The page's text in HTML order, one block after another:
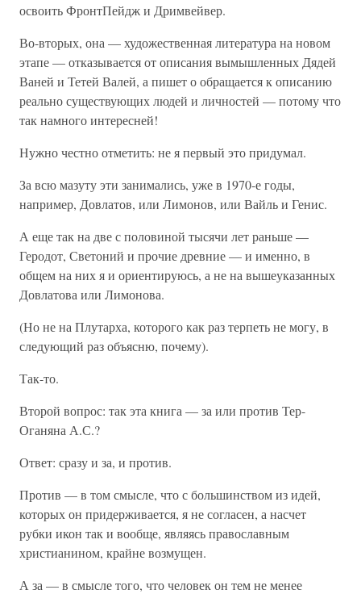
освоить ФронтПейдж и Дримвейвер.
Во-вторых, она — художественная литература на новом
этапе — отказывается от описания вымышленных Дядей
Ваней и Тетей Валей, а пишет о обращается к описанию
реально существующих людей и личностей — потому что
так намного интересней!
Нужно честно отметить: не я первый это придумал.
За всю мазуту эти занимались, уже в 1970-е годы,
например, Довлатов, или Лимонов, или Вайль и Генис.
А еще так на две с половиной тысячи лет раньше —
Геродот, Светоний и прочие древние — и именно, в
общем на них я и ориентируюсь, а не на вышеуказанных
Довлатова или Лимонова.
(Но не на Плутарха, которого как раз терпеть не могу, в
следующий раз объясню, почему).
Так-то.
Второй вопрос: так эта книга — за или против Тер-
Оганяна А.С.?
Ответ: сразу и за, и против.
Против — в том смысле, что с большинством из идей,
которых он придерживается, я не согласен, а насчет
рубки икон так и вообще, являясь православным
христианином, крайне возмущен.
А за — в смысле того, что человек он тем не менее